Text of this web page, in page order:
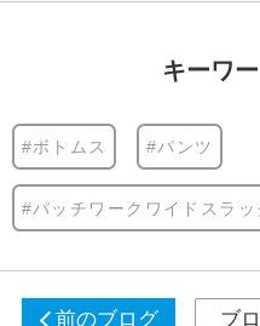
キーワ
#ボトムス #パンツ
#パッチワークワイドスラッ
前のブログ ブ